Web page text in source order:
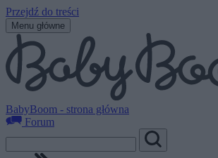
Przejdź do treści
Menu główne
BabyBoom - strona główna
Forum